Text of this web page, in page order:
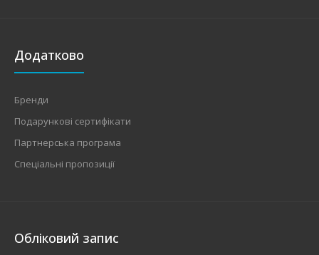
Додатково
Бренди
Подарункові сертифікати
Партнерська програма
Спеціальні пропозиції
Обліковий запис